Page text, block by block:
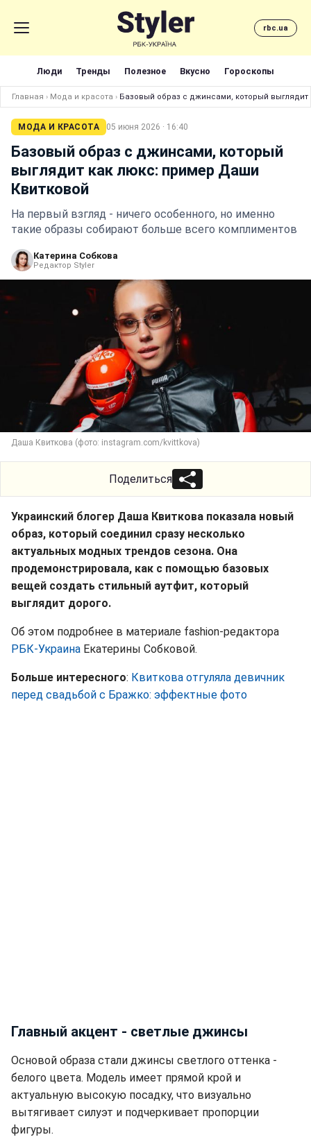
rbc.ua
Люди Тренды Полезное Вкусно Гороскопы
Главная › Мода и красота › Базовый образ с джинсами, который
МОДА И КРАСОТА 05 июня 2026 · 16:40
Базовый образ с джинсами, который
выглядит как люкс: пример Даши
Квитковой
На первый взгляд - ничего особенного, но именно
такие образы собирают больше всего комплиментов
Катерина Собкова
Редактор Styler
Даша Квиткова (фото: instagram.com/kvittkova)
Поделиться
Украинский блогер Даша Квиткова показала новый
образ, который соединил сразу несколько
актуальных модных трендов сезона. Она
продемонстрировала, как с помощью базовых
вещей создать стильный аутфит, который
выглядит дорого.
Об этом подробнее в материале fashion-редактора
РБК-Украина Екатерины Собковой.
Больше интересного: Квиткова отгуляла девичник
перед свадьбой с Бражко: эффектные фото
Главный акцент - светлые джинсы
Основой образа стали джинсы светлого оттенка -
белого цвета. Модель имеет прямой крой и
актуальную высокую посадку, что визуально
вытягивает силуэт и подчеркивает пропорции
фигуры.